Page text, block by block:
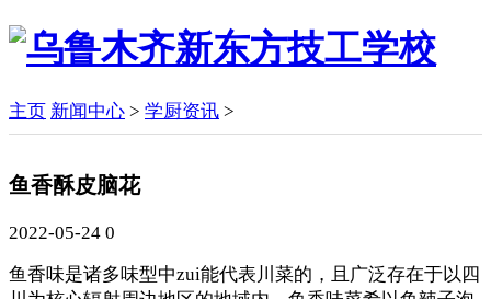
主页 新闻中心 > 学厨资讯 >
鱼香酥皮脑花
2022-05-24 0
鱼香味是诸多味型中zui能代表川菜的，且广泛存在于以四